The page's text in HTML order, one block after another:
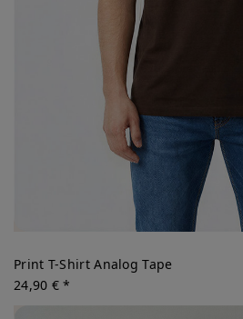
Print T-Shirt Analog Tape
24,90 € *